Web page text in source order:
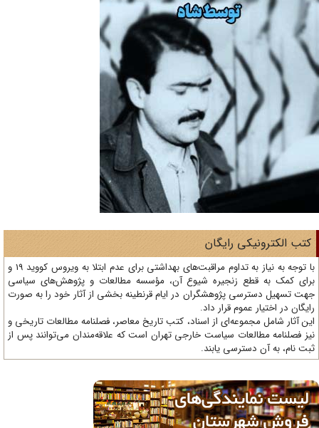
الکترونیکی رایگان
با توجه به نیاز به تداوم مراقبت‌های بهداشتی برای عدم ابتلا به ویروس کووید 19 و
کمک به قطع زنجیره شیوع آن، مؤسسه مطالعات و پژوهش‌های سیاسی
تسهیل دسترسی پژوهشگران در ایام قرنطینه بخشی از آثار خود را به صورت
در اختیار عموم قرار داد.
آثار شامل مجموعه‌ای از اسناد، کتب تاریخ معاصر، فصلنامه‌ مطالعات تاریخی و
فصلنامه مطالعات سیاست خارجی تهران است که علاقه‌مندان می‌توانند پس از
نام، به آن دسترسی یابند.